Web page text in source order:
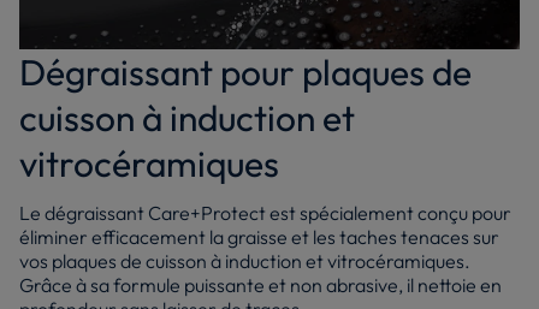
Dégraissant pour plaques de
cuisson à induction et
vitrocéramiques
Le dégraissant Care+Protect est spécialement conçu pour
éliminer efficacement la graisse et les taches tenaces sur
vos plaques de cuisson à induction et vitrocéramiques.
Grâce à sa formule puissante et non abrasive, il nettoie en